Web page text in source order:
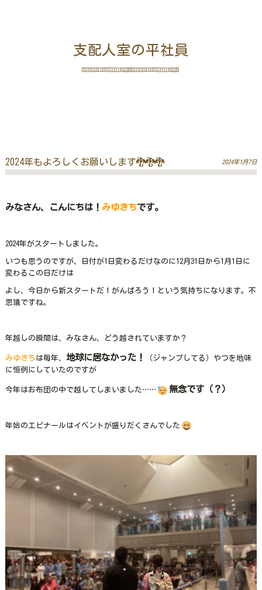
支配人室の平社員
2024年もよろしくお願いします🐉🐉🐉 2024年1月7日
みなさん、こんにちは！ みゆきちです。
2024年がスタートしました。
いつも思うのですが、日付が1日変わるだけなのに12月31日から1月1日に
変わるこの日だけは
よし、今日から新スタートだ！がんばろう！という気持ちになります。不
思議ですね。
年越しの瞬間は、みなさん、どう越されていますか？
みゆきちは毎年、 地球に居なかった！
（ジャンプしてる）やつを地味
に恒例にしていたのですが
今年はお布団の中で越してしまいました…… 無念です（？）
年始のエピナールはイベントが盛りだくさんでした